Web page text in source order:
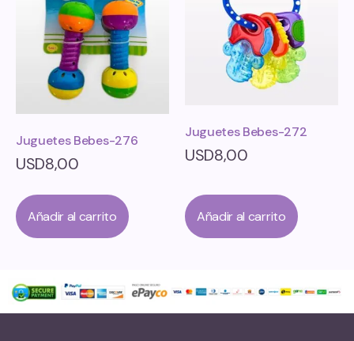
Juguetes Bebes-276
USD8,00
Añadir al carrito
Juguetes Bebes-272
USD8,00
Añadir al carrito